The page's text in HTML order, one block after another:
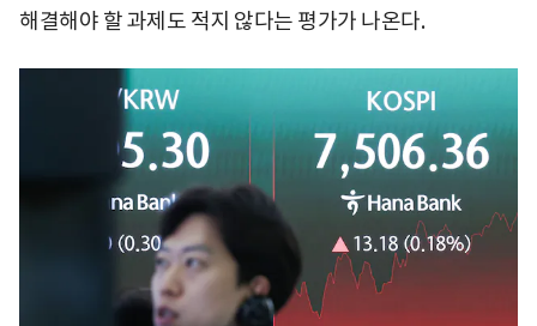
해결해야 할 과제도 적지 않다는 평가가 나온다.